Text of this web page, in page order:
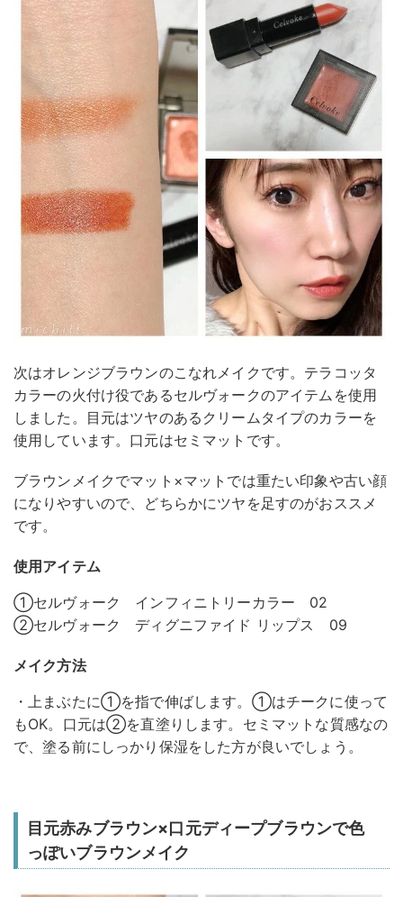
次はオレンジブラウンのこなれメイクです。テラコッタ
カラーの火付け役であるセルヴォークのアイテムを使用
しました。目元はツヤのあるクリームタイプのカラーを
使用しています。口元はセミマットです。
ブラウンメイクでマット×マットでは重たい印象や古い顔
になりやすいので、どちらかにツヤを足すのがおススメ
です。
使用アイテム
①セルヴォーク インフィニトリーカラー 02
②セルヴォーク ディグニファイド リップス 09
メイク方法
・上まぶたに①を指で伸ばします。①はチークに使って
もOK。口元は②を直塗りします。セミマットな質感なの
で、塗る前にしっかり保湿をした方が良いでしょう。
目元赤みブラウン×口元ディープブラウンで色
っぽいブラウンメイク